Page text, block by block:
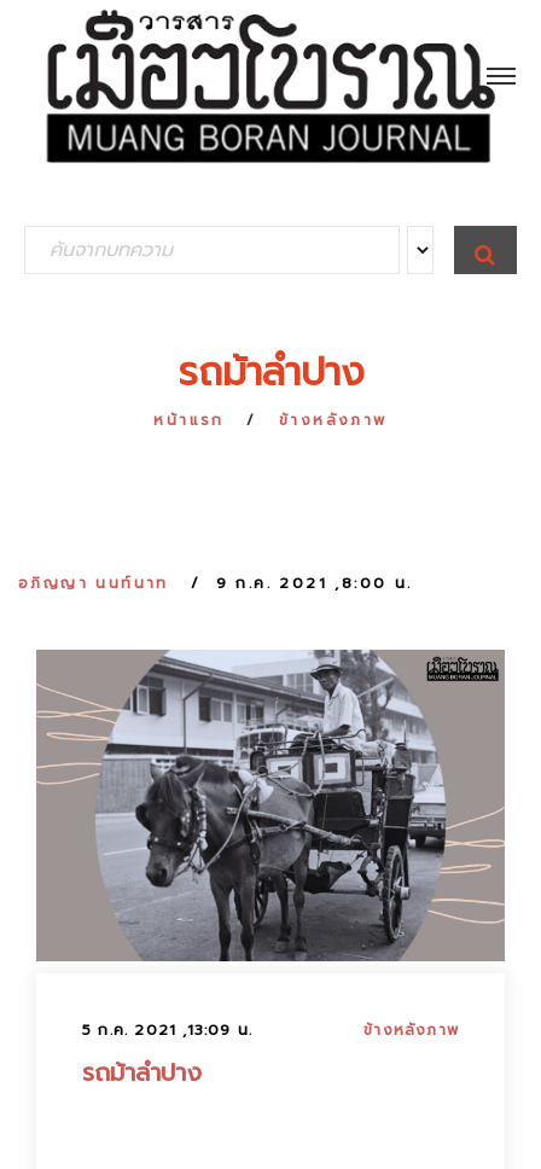
e
S
E
A
รถม้าลำปาง
หน้าแรก ข้างหลังภาพ
อภิญญา นนท์นาท 9 ก.ค. 2021 ,8:00 น.
5 ก.ค. 2021 ,13:09 น. ข้างหลังภาพ
รถม้าลำปาง